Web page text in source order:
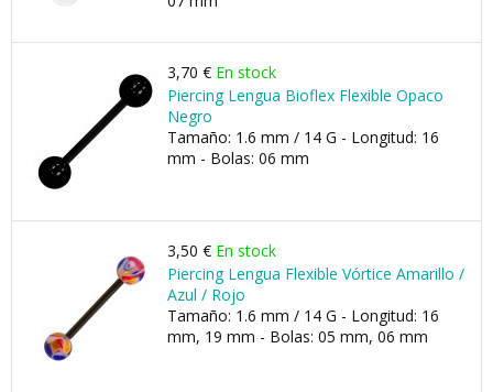
3,70 € En stock
Piercing Lengua Bioflex Flexible Opaco
Negro
Tamaño: 1.6 mm / 14 G - Longitud: 16
mm - Bolas: 06 mm
3,50 € En stock
Piercing Lengua Flexible Vórtice Amarillo /
Azul / Rojo
Tamaño: 1.6 mm / 14 G - Longitud: 16
mm, 19 mm - Bolas: 05 mm, 06 mm